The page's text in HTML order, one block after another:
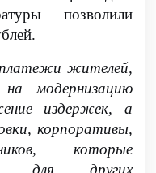
позволили
жителей,
модернизацию
издержек, а
корпоративы,
которые
для других